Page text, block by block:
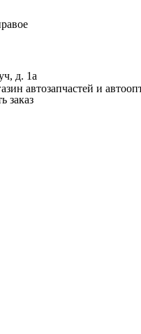
д. 1а
автозапчастей и
заказ